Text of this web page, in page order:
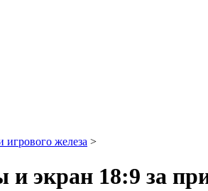
игрового железа >
и экран 18:9 за